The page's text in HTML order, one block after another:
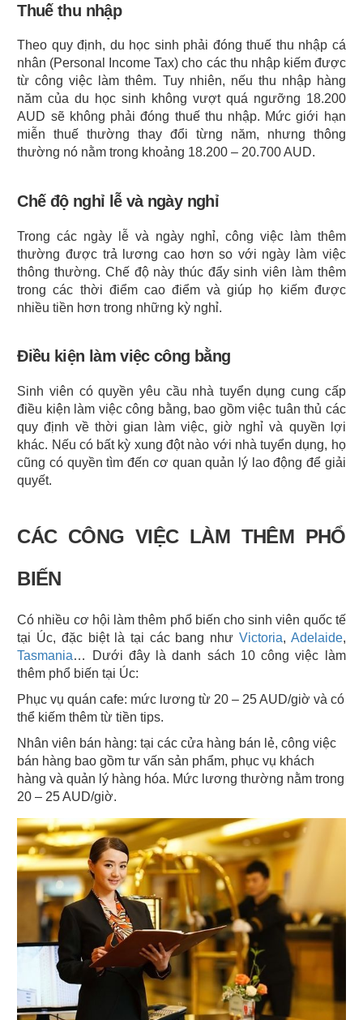
Thuế thu nhập
Theo quy định, du học sinh phải đóng thuế thu nhập cá
nhân (Personal Income Tax) cho các thu nhập kiếm được
từ công việc làm thêm. Tuy nhiên, nếu thu nhập hàng
năm của du học sinh không vượt quá ngưỡng 18.200
AUD sẽ không phải đóng thuế thu nhập. Mức giới hạn
miễn thuế thường thay đổi từng năm, nhưng thông
thường nó nằm trong khoảng 18.200 – 20.700 AUD.
Chế độ nghỉ lễ và ngày nghỉ
Trong các ngày lễ và ngày nghỉ, công việc làm thêm
thường được trả lương cao hơn so với ngày làm việc
thông thường. Chế độ này thúc đẩy sinh viên làm thêm
trong các thời điểm cao điểm và giúp họ kiếm được
nhiều tiền hơn trong những kỳ nghỉ.
Điều kiện làm việc công bằng
Sinh viên có quyền yêu cầu nhà tuyển dụng cung cấp
điều kiện làm việc công bằng, bao gồm việc tuân thủ các
quy định về thời gian làm việc, giờ nghỉ và quyền lợi
khác. Nếu có bất kỳ xung đột nào với nhà tuyển dụng, họ
cũng có quyền tìm đến cơ quan quản lý lao động để giải
quyết.
CÁC CÔNG VIỆC LÀM THÊM PHỔ
BIẾN
Có nhiều cơ hội làm thêm phổ biến cho sinh viên quốc tế
tại Úc, đặc biệt là tại các bang như Victoria, Adelaide
Tasmania… Dưới đây là danh sách 10 công việc làm
thêm phổ biến tại Úc:
Phục vụ quán cafe: mức lương từ 20 – 25 AUD/giờ và có
thể kiếm thêm từ tiền tips.
Nhân viên bán hàng: tại các cửa hàng bán lẻ, công việc
bán hàng bao gồm tư vấn sản phẩm, phục vụ khách
hàng và quản lý hàng hóa. Mức lương thường nằm trong
20 – 25 AUD/giờ.